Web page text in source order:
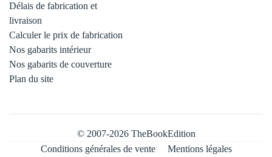
Délais de fabrication et
livraison
Calculer le prix de fabrication
Nos gabarits intérieur
Nos gabarits de couverture
Plan du site
© 2007-2026 TheBookEdition
Conditions générales de vente
Mentions légales